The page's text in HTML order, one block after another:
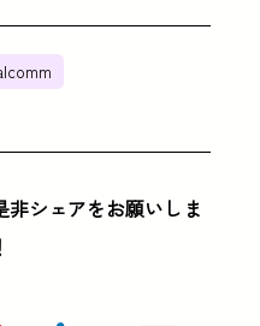
非シェアをお願いしま